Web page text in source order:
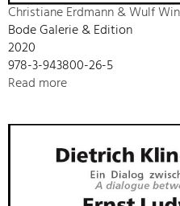
Christiane Erdmann & Wulf
Bode Galerie & Edition
2020
978-3-943800-26-5
Read more